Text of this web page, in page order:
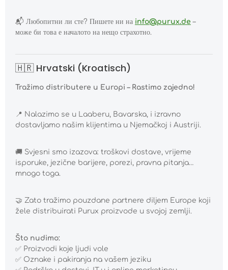
📬 Любопитни ли сте? Пишете ни на info@purux.de –
може би това е началото на нещо страхотно.
🇭🇷 Hrvatski (Kroatisch)
Tražimo distributere u Europi – Rastimo zajedno!
📍 Nalazimo se u Laaberu, Bavarska, i izravno
dostavljamo našim klijentima u Njemačkoj i Austriji.
🚚 Svjesni smo izazova: troškovi dostave, vrijeme
isporuke, jezične barijere, porezi, pravna pitanja…
mnogo toga.
🤝 Zato tražimo pouzdane partnere diljem Europe koji
žele distribuirati Purux proizvode u svojoj zemlji.
Što nudimo:
✅ Proizvodi koje ljudi vole
✅ Oznake i pakiranja na vašem jeziku